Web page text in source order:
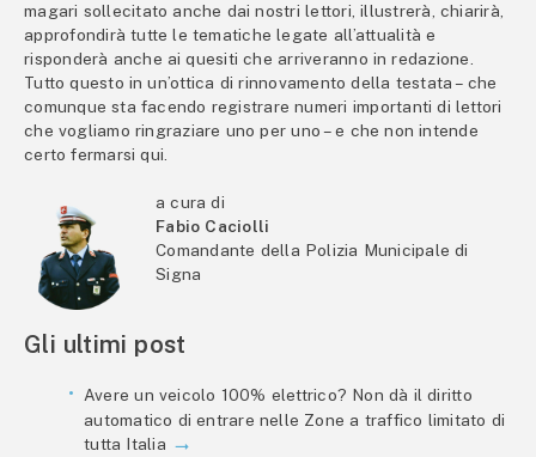
magari sollecitato anche dai nostri lettori, illustrerà, chiarirà,
approfondirà tutte le tematiche legate all’attualità e
risponderà anche ai quesiti che arriveranno in redazione.
Tutto questo in un’ottica di rinnovamento della testata – che
comunque sta facendo registrare numeri importanti di lettori
che vogliamo ringraziare uno per uno – e che non intende
certo fermarsi qui.
a cura di
Fabio Caciolli
Comandante della Polizia Municipale di
Signa
Gli ultimi post
Avere un veicolo 100% elettrico? Non dà il diritto
automatico di entrare nelle Zone a traffico limitato di
tutta Italia